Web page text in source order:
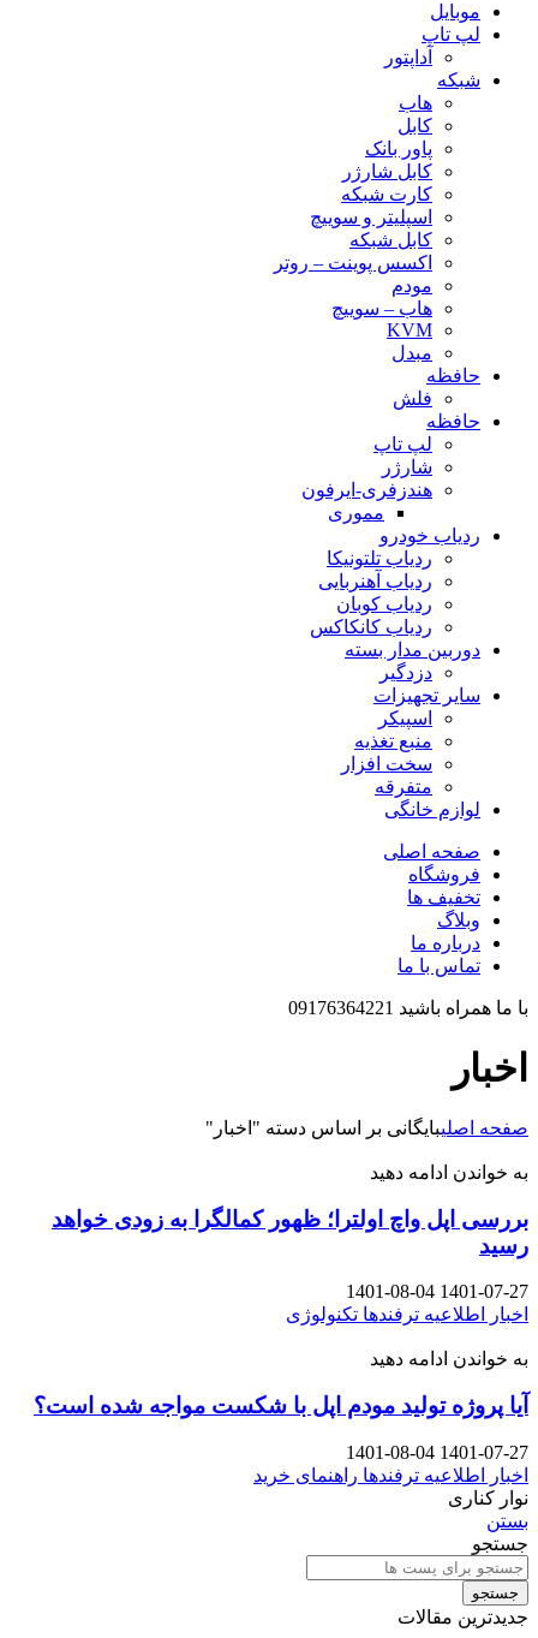
موبایل
لپ تاپ
آداپتور
شبکه
هاب
کابل
پاور بانک
کابل شارژر
کارت شبکه
اسپلیتر و سوییچ
کابل شبکه
اکسس پوینت – روتر
مودم
هاب – سوییچ
KVM
مبدل
حافظه
فلش
حافظه
لپ تاپ
شارژر
هندزفری-ایرفون
مموری
ردیاب خودرو
ردیاب تلتونیکا
ردیاب آهنربایی
ردیاب کوبان
ردیاب کانکاکس
دوربین مدار بسته
دزدگیر
سایر تجهیزات
اسپیکر
منبع تغذیه
سخت افزار
متفرقه
لوازم خانگی
صفحه اصلی
فروشگاه
تخفیف ها
وبلاگ
درباره ما
تماس با ما
با ما همراه باشید 09176364221
اخبار
صفحه اصلیبایگانی بر اساس دسته "اخبار"
به خواندن ادامه دهید
بررسی اپل واچ اولترا؛ ظهور کمالگرا به زودی خواهد
رسید
1401-07-27
1401-08-04
اخبار
اطلاعیه ترفندها تکنولوژی
به خواندن ادامه دهید
آیا پروژه تولید مودم اپل با شکست مواجه شده است؟
1401-07-27
1401-08-04
اخبار
اطلاعیه ترفندها راهنمای خرید
نوار کناری
بستن
جستجو
جستجو
جدیدترین مقالات